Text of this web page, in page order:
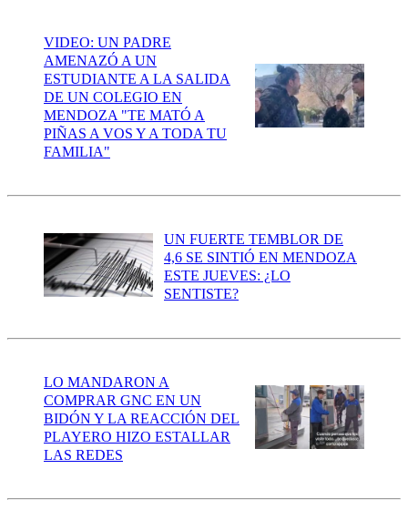
VIDEO: UN PADRE
AMENAZÓ A UN
ESTUDIANTE A LA SALIDA
DE UN COLEGIO EN
MENDOZA "TE MATÓ A
PIÑAS A VOS Y A TODA TU
FAMILIA"
UN FUERTE TEMBLOR DE
4,6 SE SINTIÓ EN MENDOZA
ESTE JUEVES: ¿LO
SENTISTE?
LO MANDARON A
COMPRAR GNC EN UN
BIDÓN Y LA REACCIÓN DEL
PLAYERO HIZO ESTALLAR
LAS REDES